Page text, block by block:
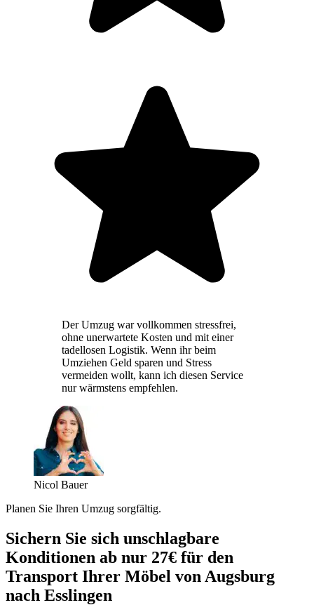
Der Umzug war vollkommen stressfrei,
ohne unerwartete Kosten und mit einer
tadellosen Logistik. Wenn ihr beim
Umziehen Geld sparen und Stress
vermeiden wollt, kann ich diesen Service
nur wärmstens empfehlen.
Nicol Bauer
Planen Sie Ihren Umzug sorgfältig.
Sichern Sie sich unschlagbare
Konditionen ab nur 27€ für den
Transport Ihrer Möbel von Augsburg
nach Esslingen